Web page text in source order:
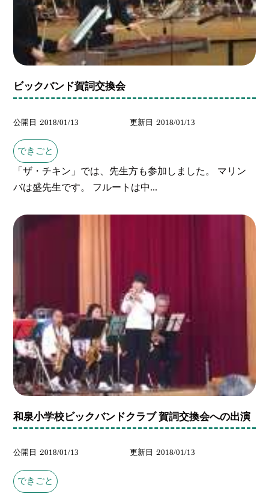
ビックバンド賀詞交換会
公開日 2018/01/13 更新日 2018/01/13
できごと
「ザ・チキン」では、先生方も参加しました。 マリン
バは盛先生です。 フルートは中...
和泉小学校ビックバンドクラブ 賀詞交換会への出演
公開日 2018/01/13 更新日 2018/01/13
できごと